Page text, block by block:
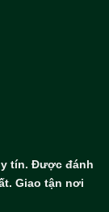
tín. Được đánh
Giao tận nơi